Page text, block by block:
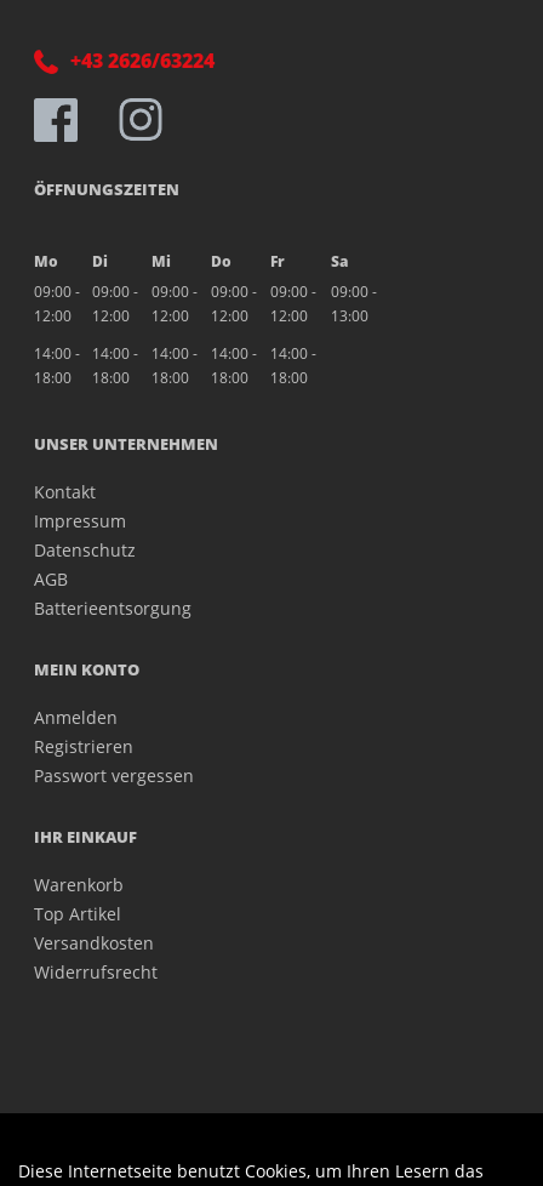
+43 2626/63224
ÖFFNUNGSZEITEN
Mo Di Mi Do Fr
Sa
09:00 -
12:00
09:00 -
12:00
09:00 -
12:00
09:00 -
12:00
09:00 -
12:00
09:00 -
13:00
14:00 -
18:00
14:00 -
18:00
14:00 -
18:00
14:00 -
18:00
14:00 -
18:00
UNSER UNTERNEHMEN
Kontakt
Impressum
Datenschutz
AGB
Batterieentsorgung
MEIN KONTO
Anmelden
Registrieren
Passwort vergessen
IHR EINKAUF
Warenkorb
Top Artikel
Versandkosten
Widerrufsrecht
Diese Internetseite benutzt Cookies, um Ihren Lesern das
Auftrag widerrufen